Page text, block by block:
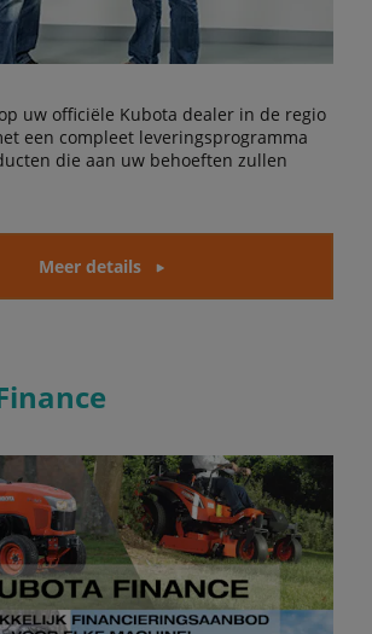
uw officiële Kubota dealer in de regio
een compleet leveringsprogramma
die aan uw behoeften zullen
Meer details